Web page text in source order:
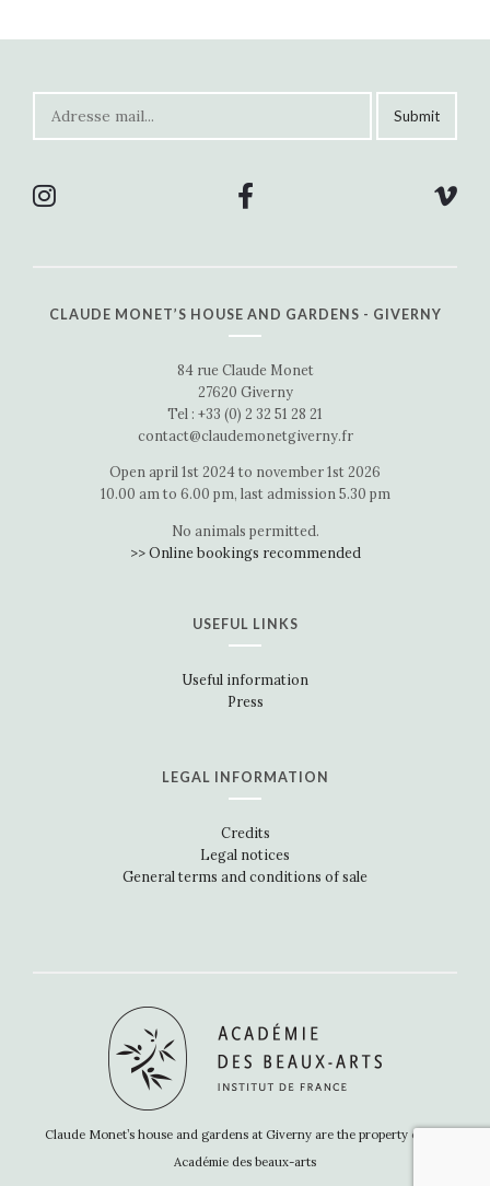
CLAUDE MONET’S HOUSE AND GARDENS - GIVERNY
84 rue Claude Monet
27620 Giverny
Tel : +33 (0) 2 32 51 28 21
contact@claudemonetgiverny.fr
Open april 1st 2024 to november 1st 2026
10.00 am to 6.00 pm, last admission 5.30 pm
No animals permitted.
>> Online bookings recommended
USEFUL LINKS
Useful information
Press
LEGAL INFORMATION
Credits
Legal notices
General terms and conditions of sale
Claude Monet’s house and gardens at Giverny are the property of the
Académie des beaux-arts